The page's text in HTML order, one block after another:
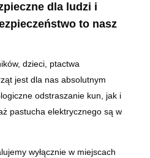
dla ludzi i
to nasz
dzieci, ptactwa
jest dla nas absolutnym
odstraszanie kun, jak i
pastucha elektrycznego są w
wyłącznie w miejscach